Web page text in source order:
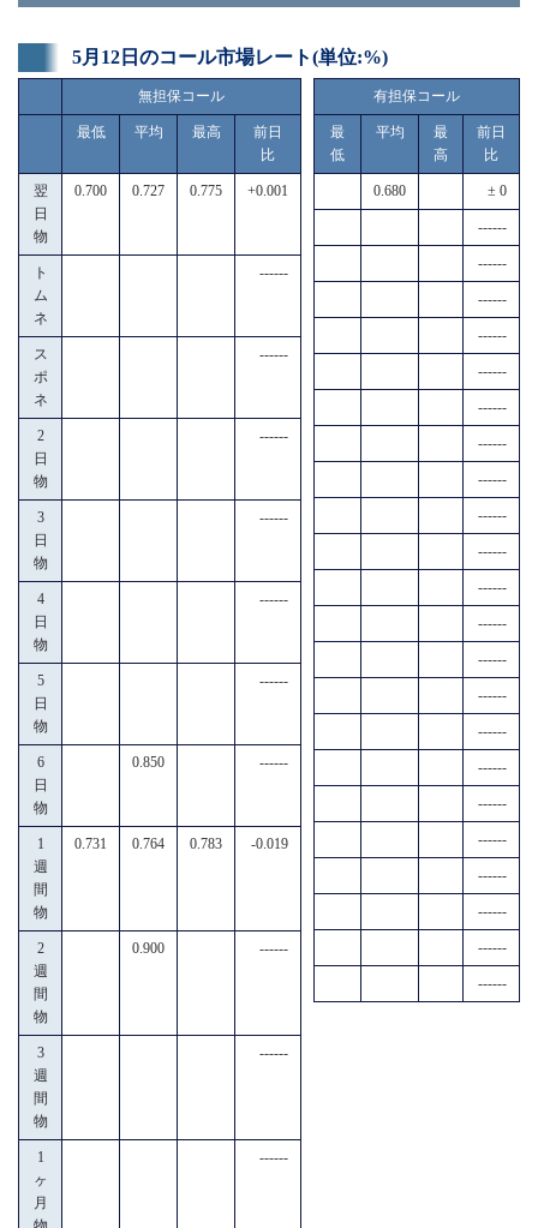
5月12日のコール市場レート(単位:%)
無担保コール
最低 平均 最高
前日
比
翌
日
物
0.700 0.727 0.775 +0.001
ト
ム
ネ
------
ス
ポ
ネ
------
2
日
物
------
3
日
物
------
4
日
物
------
5
日
物
------
6
日
物
0.850 ------
1
週
間
物
0.731 0.764 0.783 -0.019
2
週
間
物
0.900 ------
3
週
間
物
------
1
ヶ
月
------
有担保コール
最
低
平均
最
高
前日
比
0.680 ± 0
------
------
------
------
------
------
------
------
------
------
------
------
------
------
------
------
------
------
------
------
------
------